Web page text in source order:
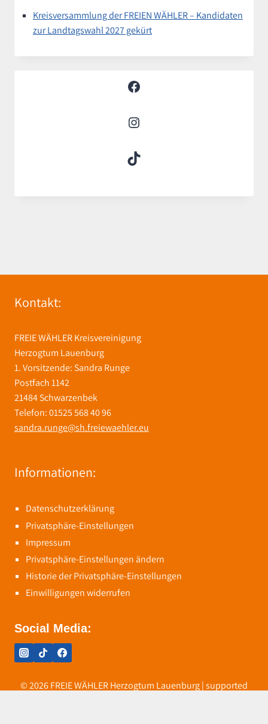
Kreisversammlung der FREIEN WÄHLER – Kandidaten
zur Landtagswahl 2027 gekürt
Facebook
Instagram
TikTok
Kontakt:
FREIE WÄHLER Kreisvereinigung
Herzogtum Lauenburg
1. Vorsitzende: Sandra Runge
Postfach 1142
21484 Schwarzenbek
Telefon: 01525 568 40 96
sandra.runge@sh.freiewaehler.eu
Informationen:
Datenschutzerklärung
Privatsphäre-Einstellungen
Impressum
Privatsphäre-Einstellungen ändern
Historie der Privatsphäre-Einstellungen
Einwilligungen widerrufen
Social Media:
© 2026 FREIE WÄHLER Herzogtum Lauenburg | supported